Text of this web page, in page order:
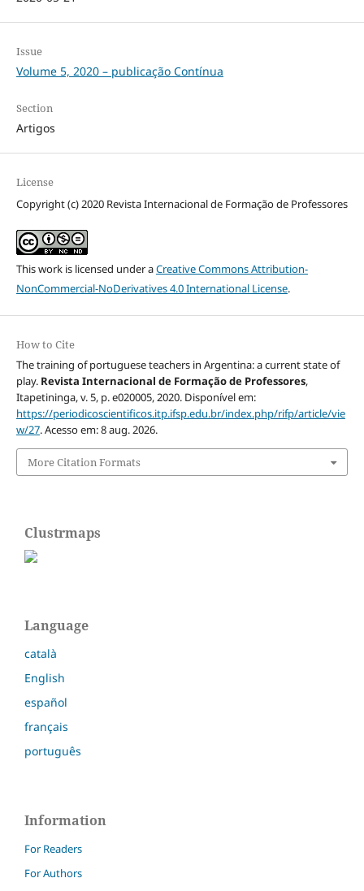
Issue
Volume 5, 2020 – publicação Contínua
Section
Artigos
License
Copyright (c) 2020 Revista Internacional de Formação de Professores
This work is licensed under aCreative Commons Attribution-
NonCommercial-NoDerivatives 4.0 International License.
How to Cite
The training of portuguese teachers in Argentina: a current state of
play. Revista Internacional de Formação de Professores,
Itapetininga, v. 5, p. e020005, 2020. Disponível em:
https://periodicoscientificos.itp.ifsp.edu.br/index.php/rifp/article/vie
w/27. Acesso em: 8 aug. 2026.
More Citation Formats
Clustrmaps
Language
català
English
español
français
português
Information
For Readers
For Authors